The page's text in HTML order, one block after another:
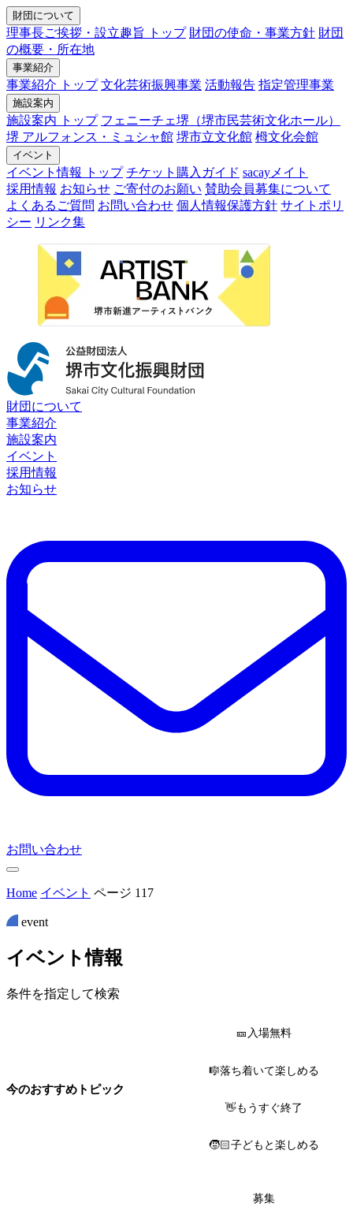
財団について
理事長ご挨拶・設立趣旨 トップ 財団の使命・事業方針 財団
の概要・所在地
事業紹介
事業紹介 トップ 文化芸術振興事業 活動報告 指定管理事業
施設案内
施設案内 トップ フェニーチェ堺（堺市民芸術文化ホール）
堺 アルフォンス・ミュシャ館 堺市立文化館 栂文化会館
イベント
イベント情報 トップ チケット購入ガイド sacayメイト
採用情報 お知らせ ご寄付のお願い 賛助会員募集について
よくあるご質問 お問い合わせ 個人情報保護方針 サイトポリ
シー リンク集
財団について
事業紹介
施設案内
イベント
採用情報
お知らせ
お問い合わせ
Home イベント ページ 117
event
イベン ト情報
条件を指定して検索
今のおすすめトピック
🎫入場無料
🎼落ち着いて楽しめる
👋もうすぐ終了
🧒🏻子どもと楽しめる
募集